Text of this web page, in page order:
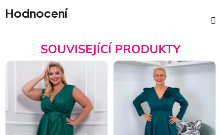
Hodnocení
SOUVISEJÍCÍ PRODUKTY